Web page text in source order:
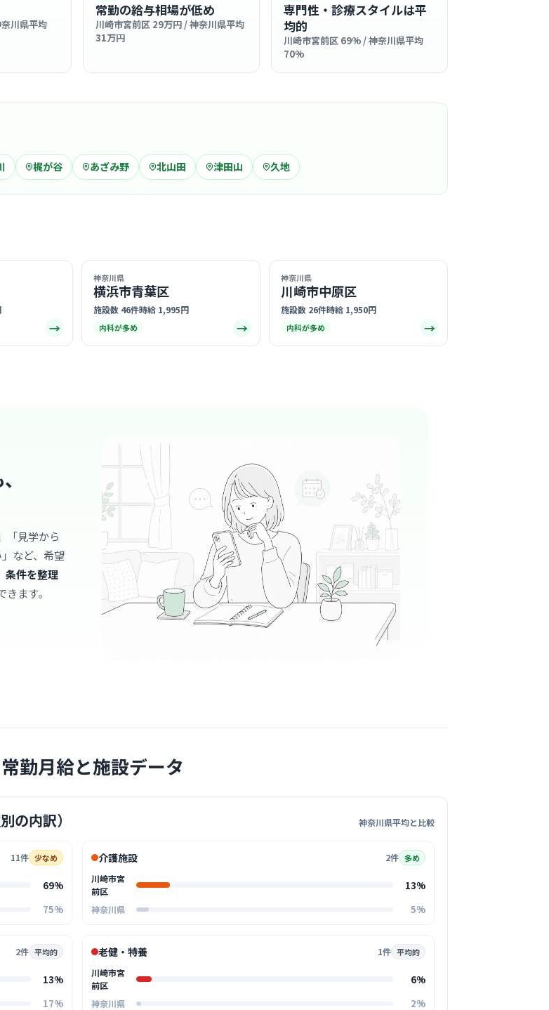
診療科 皮膚科
クリニック内は清潔感あふれる明るい空間で、患者様もス
タッフも心地よく過ごせる雰囲気です。
特別養護老人ホーム フレンド神木
社会福祉法人三神会
宮前平駅周辺
寄り添った家庭的でゆったりとした雰囲気が特徴です。
この周辺の募集を確認 →
クリニック 気になる
… 詳しく見る
この周辺の募集を確認 →
クリニック 気になる
清水台はっとり内科・消化器内科クリニック
最寄り たまプラーザ駅周辺
診療科 内科 消化器内科
2021年開院の比較的新しい施設で、清潔感がありモダンで
ゆりかごクリニック
「優しく、明るく、家庭的に」をスローガンに掲げる、非
川県平均
常勤の給与相場が低め
川崎市宮前区 29万円 / 神奈川県平均
31万円
専門性・診療スタイルは平
均的
川崎市宮前区 69% / 神奈川県平均
70%
梶が谷 あざみ野 北山田 津田山 久地
→
神奈川県
横浜市青葉区
施設数 46件時給 1,995円
内科が多め →
神奈川県
川崎市中原区
施設数 26件時給 1,950円
内科が多め →
「見学から
など、希望
条件を整理
ます。
勤月給と施設データ
の内訳） 神奈川県平均と比較
11件 少なめ
69%
75%
介護施設 2件 多め
川崎市宮
前区
13%
神奈川県 5%
2件 平均的
13%
17%
老健・特養 1件 平均的
川崎市宮
前区
6%
神奈川県 2%